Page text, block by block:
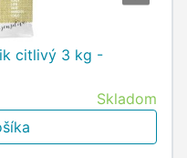
citlivý 3 kg -
Skladom